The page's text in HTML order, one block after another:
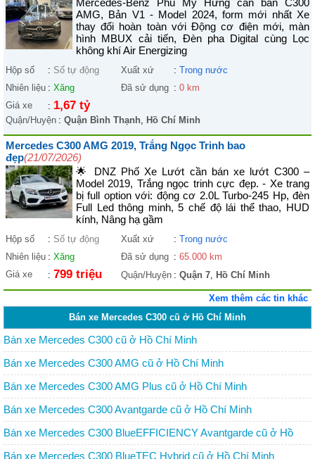
Mercedes-Benz Phú Mỹ Hưng cần bán C300
AMG, Bản V1 - Model 2024, form mới nhất Xe
thay đổi hoàn toàn với Động cơ điện mới, màn
hình MBUX cải tiến, Đèn pha Digital cùng Lọc
không khí Air Energizing
Hộp số : Số tự động Xuất xứ : Trong nước
Nhiên liệu : Xăng Đã sử dụng : 0 km
Giá xe
: 1,67 tỷ
Quận/Huyện : Quận Bình Thạnh, Hồ Chí Minh
Mercedes C300 AMG 2019, Trắng Ngọc Trinh bao
đẹp(21/07/2026)
🌟 DNZ Phố Xe Lướt cần bán xe lướt C300 –
Model 2019, Trắng ngọc trinh cực đẹp. - Xe trang
bị full option với: động cơ 2.0L Turbo-245 Hp, đèn
Full Led thông minh, 5 chế độ lái thể thao, HUD
kính, Nâng hạ gầm
Hộp số : Số tự động Xuất xứ : Trong nước
Nhiên liệu : Xăng Đã sử dụng : 65.000 km
Giá xe
: 799 triệu Quận/Huyện : Quận 7, Hồ Chí Minh
Xem thêm các tin khác
Bán xe Mercedes C300 cũ ở Hồ Chí Minh
Bán xe Mercedes C300 cũ ở Hồ Chí Minh
Bán xe Mercedes C300 AMG cũ ở Hồ Chí Minh
Bán xe Mercedes C300 AMG Plus cũ ở Hồ Chí Minh
Bán xe Mercedes C300 Avantgarde cũ ở Hồ Chí Minh
Bán xe Mercedes C300 BlueEFFICIENCY Avantgarde cũ ở Hồ
Chí Minh
Bán xe Mercedes C300 BlueTEC Hybrid cũ ở Hồ Chí Minh